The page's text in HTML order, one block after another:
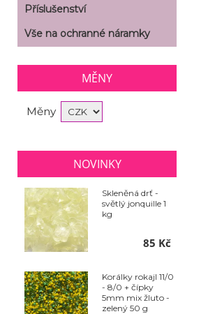
Příslušenství
Vše na ochranné náramky
MĚNY
Měny
NOVINKY
Skleněná drť -
světlý jonquille 1
kg
85 Kč
Korálky rokajl 11/0
- 8/0 + čípky
5mm mix žluto -
zelený 50 g